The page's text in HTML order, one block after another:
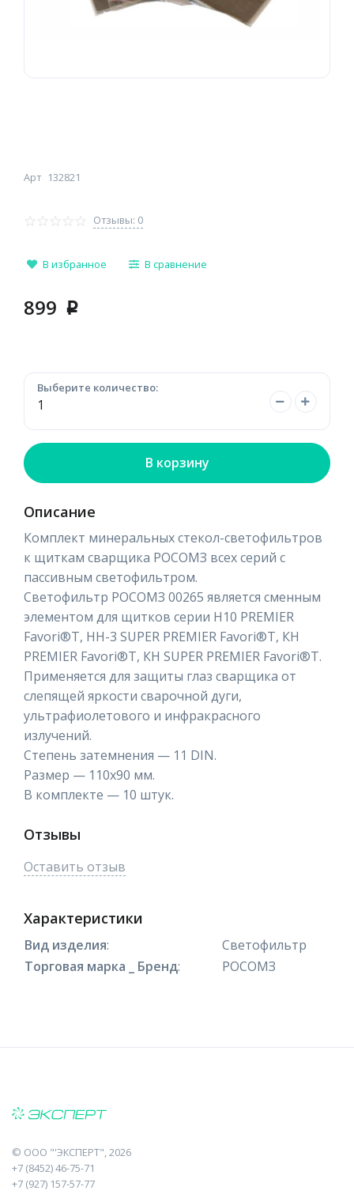
Арт 132821
Отзывы: 0
В избранное В сравнение
899 p
Выберите количество:
В корзину
Описание
Комплект минеральных стекол-светофильтров
к щиткам сварщика РОСОМЗ всех серий с
пассивным светофильтром.
Светофильтр РОСОМЗ 00265 является сменным
элементом для щитков серии Н10 PREMIER
Favori®T, НН-3 SUPER PREMIER Favori®T, КН
PREMIER Favori®T, КН SUPER PREMIER Favori®T.
Применяется для защиты глаз сварщика от
слепящей яркости сварочной дуги,
ультрафиолетового и инфракрасного
излучений.
Степень затемнения — 11 DIN.
Размер — 110х90 мм.
В комплекте — 10 штук.
Отзывы
Оставить отзыв
Характеристики
Вид изделия:
Светофильтр
Торговая марка _ Бренд: РОСОМЗ
© ООО "'ЭКСПЕРТ", 2026
+7 (8452) 46-75-71
+7 (927) 157-57-77